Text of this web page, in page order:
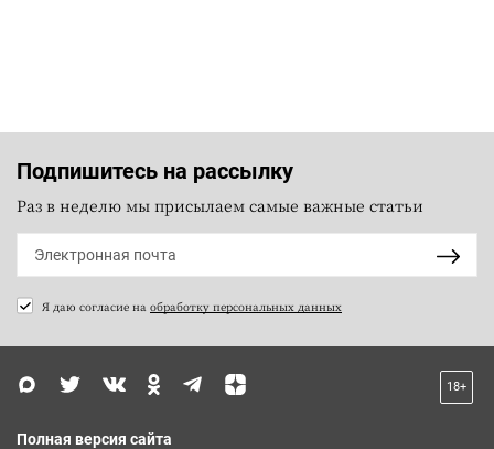
Подпишитесь на рассылку
Раз в неделю мы присылаем самые важные статьи
Я даю согласие на обработку персональных данных
18+
Полная версия сайта